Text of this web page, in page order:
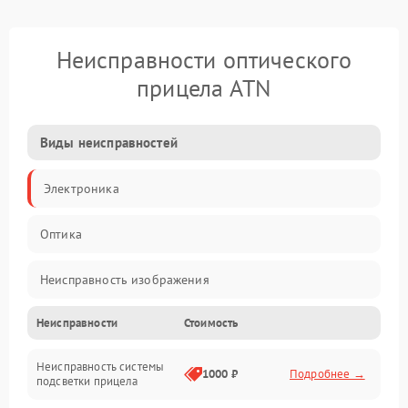
Неисправности оптического
прицела ATN
Виды неисправностей
Электроника
Оптика
Неисправность изображения
Механические повреждения
Неисправность фокусировки и оптики
Неисправности Стоимость
Неисправность системы
подсветки прицела
1000 ₽ Подробнее →